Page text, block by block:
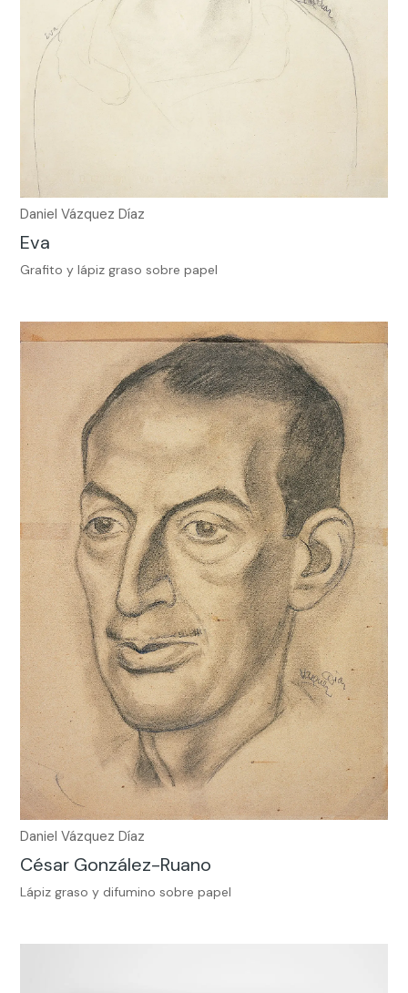
Daniel Vázquez Díaz
Eva
Grafito y lápiz graso sobre papel
Daniel Vázquez Díaz
César González-Ruano
Lápiz graso y difumino sobre papel